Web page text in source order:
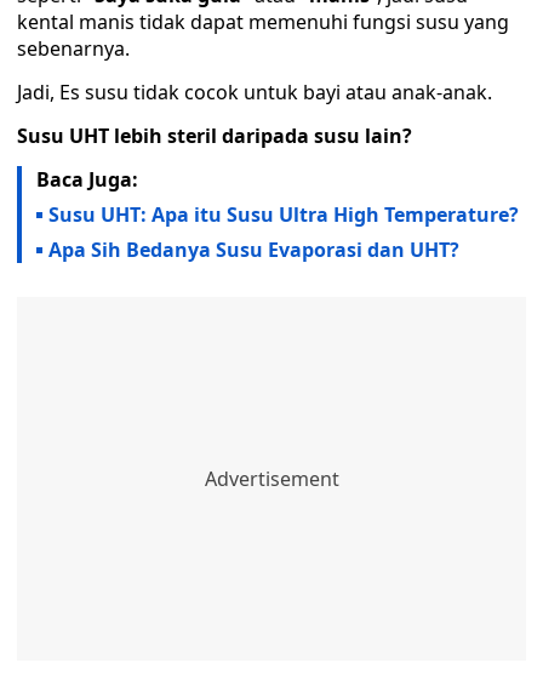
kental manis tidak dapat memenuhi fungsi susu yang
sebenarnya.
Jadi, Es susu tidak cocok untuk bayi atau anak-anak.
Susu UHT lebih steril daripada susu lain?
Baca Juga:
Susu UHT: Apa itu Susu Ultra High Temperature?
Apa Sih Bedanya Susu Evaporasi dan UHT?